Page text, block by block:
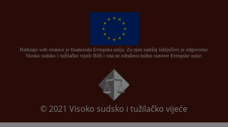
Redizajn web stranice je finansirala Evropska unija. Za njen sadržaj isključivo je odgovorno
Visoko sudsko i tužilačko vijeće BiH i ona ne odražava nužno stavove Evropske unije.
© 2021Visoko sudsko i tužilačko vijeće